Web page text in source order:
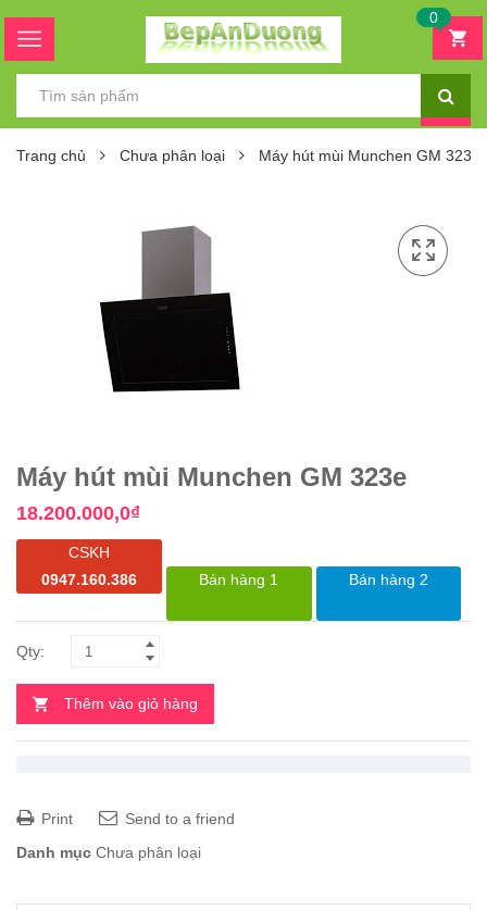
0
Trang chủ Chưa phân loại Máy hút mùi Munchen GM 323e
Máy hút mùi Munchen GM 323e
18.200.000,0₫
CSKH
0947.160.386
Bán hàng 1 Bán hàng 2
Thêm vào giỏ hàng
Print
Send to a friend
Danh mục Chưa phân loại